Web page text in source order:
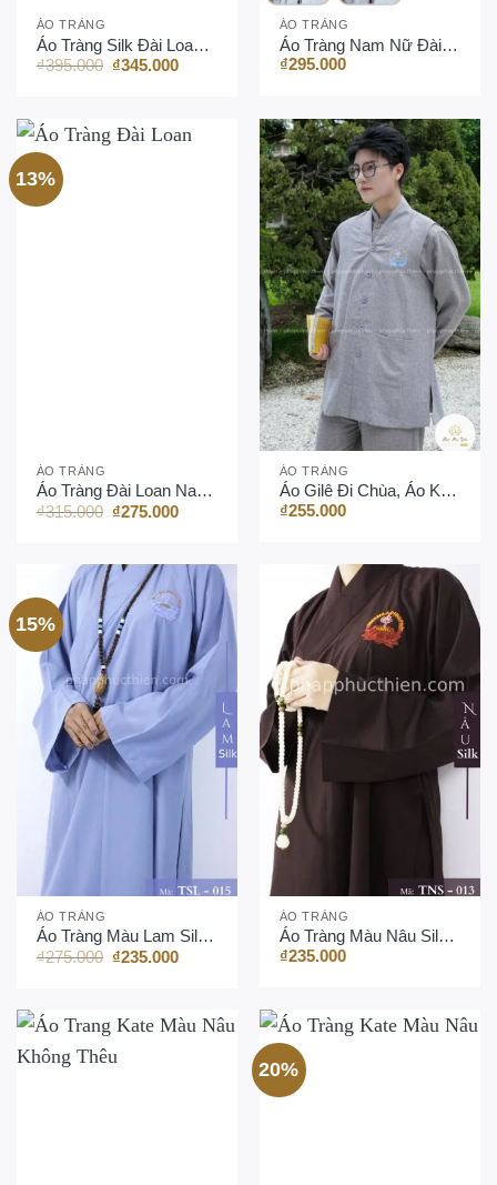
ÁO TRÀNG
Áo Tràng Silk Đài Loan Nâu Cao Cấp Nam/Nữ
₫395.000 Giá
₫345.000Giá
ÁO TRÀNG
Áo Tràng Nam Nữ Đài Loan Vải Katee
₫295.000
13%
ÁO TRÀNG
Áo Tràng Đài Loan Nam/Nữ – Hàng Việt Nam
₫315.000 Giá
₫275.000Giá
₫275.000.
ÁO TRÀNG
Áo Gilê Đi Chùa, Áo KhoácTăng Ni
₫255.000
15%
ÁO TRÀNG
Áo Tràng Màu Lam Silk (Thêu)
₫275.000 Giá
₫235.000Giá
₫235.000.
ÁO TRÀNG
Áo Tràng Màu Nâu Silk (Thêu)
₫235.000
20%